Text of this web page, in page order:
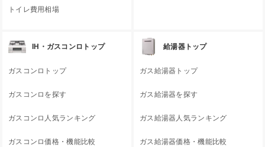
トイレ費用相場
IH・ガスコンロトップ
ガスコンロトップ
ガスコンロを探す
ガスコンロ人気ランキング
ガスコンロ価格・機能比較
給湯器トップ
ガス給湯器トップ
ガス給湯器を探す
ガス給湯器人気ランキング
ガス給湯器価格・機能比較